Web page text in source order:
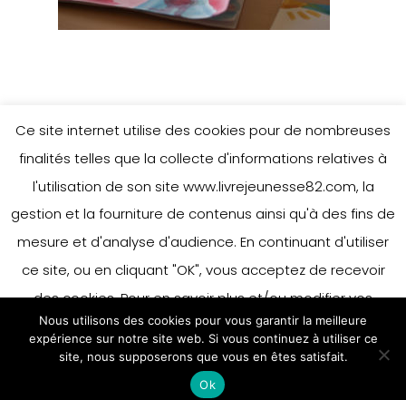
Ce site internet utilise des cookies pour de nombreuses
finalités telles que la collecte d'informations relatives à
l'utilisation de son site www.livrejeunesse82.com, la
gestion et la fourniture de contenus ainsi qu'à des fins de
mesure et d'analyse d'audience. En continuant d'utiliser
ce site, ou en cliquant "OK", vous acceptez de recevoir
des cookies. Pour en savoir plus et/ou modifier vos
préférences en matière de cookies, merci de vous référer
à notre politique sur les cookies.
Accepter
En savoir plus
Nous utilisons des cookies pour vous garantir la meilleure
expérience sur notre site web. Si vous continuez à utiliser ce
site, nous supposerons que vous en êtes satisfait.
Ok